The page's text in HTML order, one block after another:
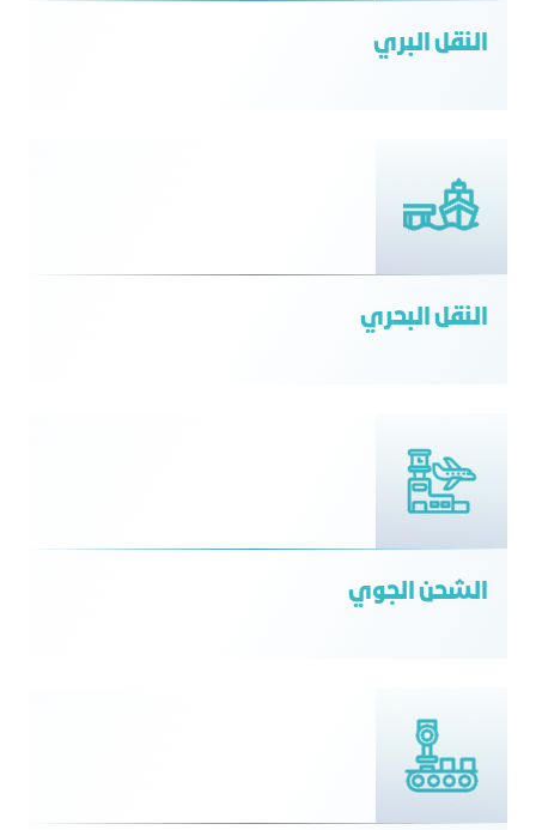
النقل البري
النقل البحري
الشحن الجوي